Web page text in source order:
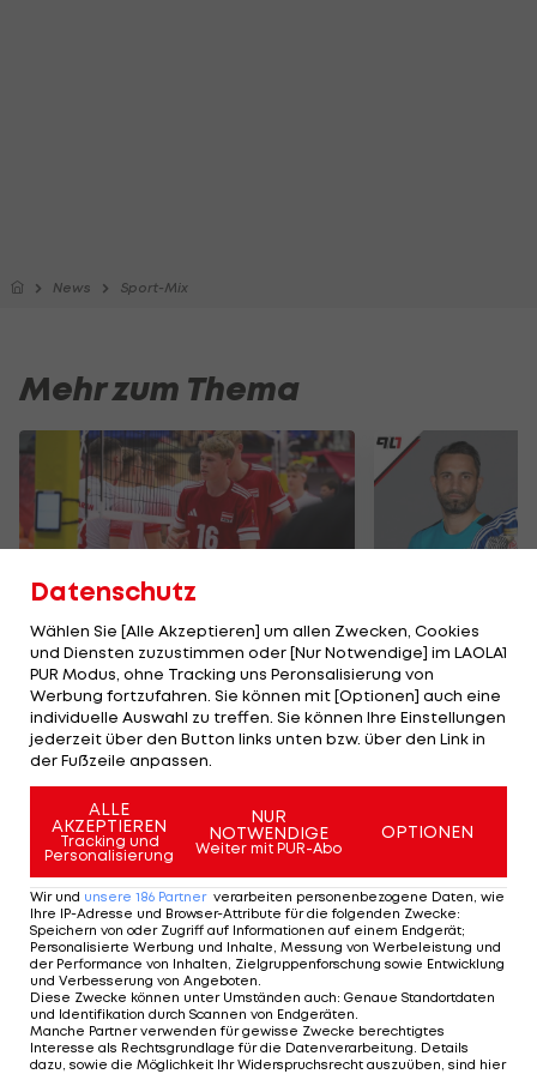
News Sport-Mix
Mehr zum Thema
Karrieresprung! ÖVV-
Teamspieler wechselt
in Topliga
Sport-Mix
Die
Tormänner
Geschichte
Fußball
TEILEN
KOMMENTARE
Datenschutz
Wählen Sie [Alle Akzeptieren] um allen Zwecken, Cookies
und Diensten zuzustimmen oder [Nur Notwendige] im LAOLA1
PUR Modus, ohne Tracking uns Peronsalisierung von
Werbung fortzufahren. Sie können mit [Optionen] auch eine
individuelle Auswahl zu treffen. Sie können Ihre Einstellungen
jederzeit über den Button links unten bzw. über den Link in
der Fußzeile anpassen.
ALLE
AKZEPTIEREN
Tracking und
Personalisierung
NUR
NOTWENDIGE
Weiter mit PUR-Abo
OPTIONEN
Wir und unsere 186 Partner verarbeiten personenbezogene Daten, wie
Ihre IP-Adresse und Browser-Attribute für die folgenden Zwecke:
Speichern von oder Zugriff auf Informationen auf einem Endgerät;
Personalisierte Werbung und Inhalte, Messung von Werbeleistung und
der Performance von Inhalten, Zielgruppenforschung sowie Entwicklung
und Verbesserung von Angeboten.
Diese Zwecke können unter Umständen auch: Genaue Standortdaten
und Identifikation durch Scannen von Endgeräten.
Manche Partner verwenden für gewisse Zwecke berechtigtes
Interesse als Rechtsgrundlage für die Datenverarbeitung. Details
dazu, sowie die Möglichkeit Ihr Widerspruchsrecht auszuüben, sind hier